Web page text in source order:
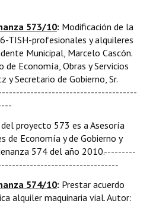
573/10: Modificación de la
TISH-profesionales y alquileres
Municipal, Marcelo Cascón.
de Economía, Obras y Servicios
y Secretario de Gobierno, Sr.
del proyecto 573 es a Asesoría
de Economía y de Gobierno y
574 del año 2010.---------
574/10: Prestar acuerdo
alquiler maquinaria vial. Autor: